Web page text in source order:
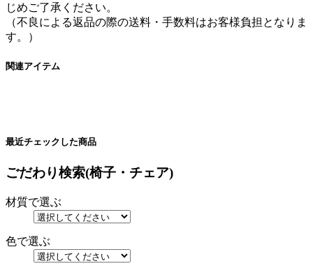
じめご了承ください。
（不良による返品の際の送料・手数料はお客様負担となりま
す。）
関連アイテム
最近チェックした商品
ごだわり検索(椅子・チェア)
材質で選ぶ
色で選ぶ